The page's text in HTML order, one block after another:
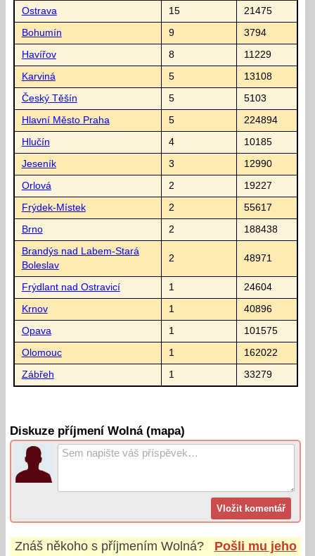
Ostrava 15 21475
Bohumín 9 3794
Havířov 8 11229
Karviná 5 13108
Český Těšín 5 5103
Hlavní Město Praha 5 224894
Hlučín 4 10185
Jeseník 3 12990
Orlová 2 19227
Frýdek-Místek 2 55617
Brno 2 188438
Brandýs nad Labem-Stará
Boleslav
2 48971
Frýdlant nad Ostravicí 1 24604
Krnov 1 40896
Opava 1 101575
Olomouc 1 162022
Zábřeh 1 33279
Diskuze příjmení Wolná (mapa)
Znáš někoho s příjmením Wolná?
Pošli mu jeho